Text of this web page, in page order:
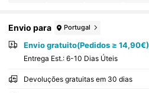
Envio para Portugal
Envio gratuito(Pedidos ≥ 14,90€)
Entrega Est.: 6-10 Dias Úteis
Devoluções gratuitas em 30 dias